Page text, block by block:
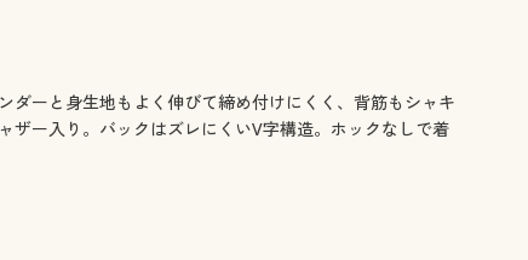
ーと身生地もよく伸びて締め付けにくく、背筋もシャキ
ザー入り。バックはズレにくいV字構造。ホックなしで着